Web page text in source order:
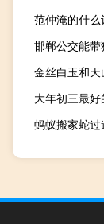
范仲淹的什么
邯郸公交能带
金丝白玉和
大年初三最
蚂蚁搬家蛇